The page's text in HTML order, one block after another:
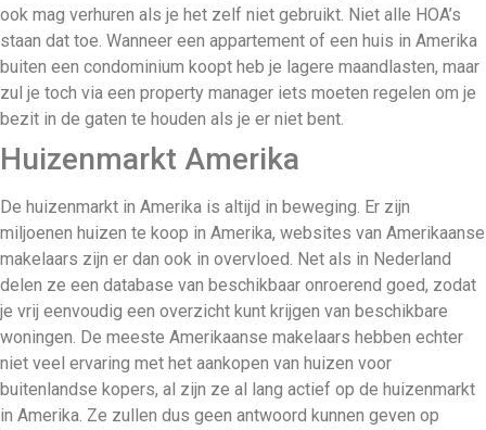
ook mag verhuren als je het zelf niet gebruikt. Niet alle HOA’s
staan dat toe. Wanneer een appartement of een huis in Amerika
buiten een condominium koopt heb je lagere maandlasten, maar
zul je toch via een property manager iets moeten regelen om je
bezit in de gaten te houden als je er niet bent.
Huizenmarkt Amerika
De huizenmarkt in Amerika is altijd in beweging. Er zijn
miljoenen huizen te koop in Amerika, websites van Amerikaanse
makelaars zijn er dan ook in overvloed. Net als in Nederland
delen ze een database van beschikbaar onroerend goed, zodat
je vrij eenvoudig een overzicht kunt krijgen van beschikbare
woningen. De meeste Amerikaanse makelaars hebben echter
niet veel ervaring met het aankopen van huizen voor
buitenlandse kopers, al zijn ze al lang actief op de huizenmarkt
in Amerika. Ze zullen dus geen antwoord kunnen geven op